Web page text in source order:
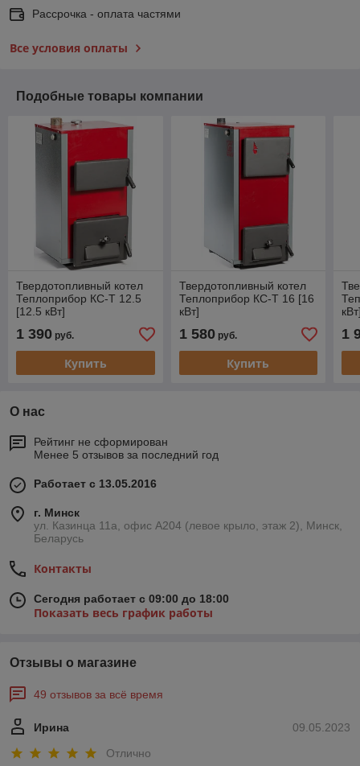
Рассрочка - оплата частями
Все условия оплаты
Подобные товары компании
Твердотопливный котел
Теплоприбор КС-Т 12.5
[12.5 кВт]
1 390 руб.
Купить
Твердотопливный котел
Теплоприбор КС-Т 16 [16
кВт]
1 580руб.
Купить
1
О нас
Рейтинг не сформирован
Менее 5 отзывов за последний год
Работает с 13.05.2016
г. Минск
ул. Казинца 11а, офис А204 (левое крыло, этаж 2), Минск,
Беларусь
Контакты
Сегодня работает с 09:00 до 18:00
Показать весь график работы
Отзывы о магазине
49 отзывов за всё время
09.05.2023
Ирина
Отлично